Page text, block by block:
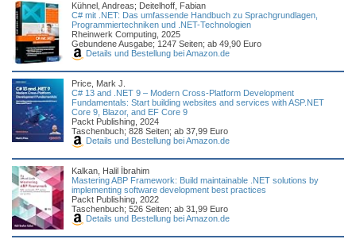
Kühnel, Andreas; Deitelhoff, Fabian
C# mit .NET: Das umfassende Handbuch zu Sprachgrundlagen,
Programmiertechniken und .NET-Technologien
Rheinwerk Computing, 2025
Gebundene Ausgabe; 1247 Seiten; ab 49,90 Euro
Details und Bestellung bei Amazon.de
Price, Mark J.
C# 13 and .NET 9 – Modern Cross-Platform Development
Fundamentals: Start building websites and services with ASP.NET
Core 9, Blazor, and EF Core 9
Packt Publishing, 2024
Taschenbuch; 828 Seiten; ab 37,99 Euro
Details und Bestellung bei Amazon.de
Kalkan, Halil İbrahim
Mastering ABP Framework: Build maintainable .NET solutions by
implementing software development best practices
Packt Publishing, 2022
Taschenbuch; 526 Seiten; ab 31,99 Euro
Details und Bestellung bei Amazon.de